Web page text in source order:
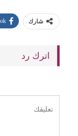
شارك
اترك رد